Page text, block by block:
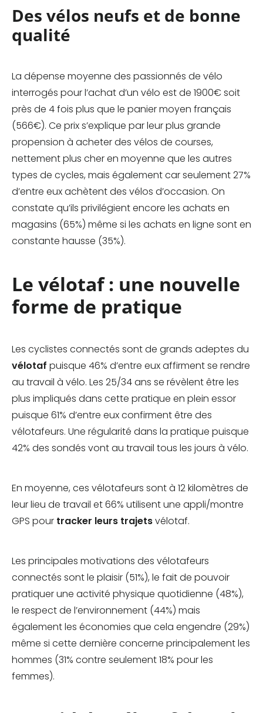
Des vélos neufs et de bonne
qualité
La dépense moyenne des passionnés de vélo
interrogés pour l’achat d’un vélo est de 1900€ soit
près de 4 fois plus que le panier moyen français
(566€). Ce prix s’explique par leur plus grande
propension à acheter des vélos de courses,
nettement plus cher en moyenne que les autres
types de cycles, mais également car seulement 27%
d’entre eux achètent des vélos d’occasion. On
constate qu’ils privilégient encore les achats en
magasins (65%) même si les achats en ligne sont en
constante hausse (35%).
Le vélotaf : une nouvelle
forme de pratique
Les cyclistes connectés sont de grands adeptes du
vélotaf puisque 46% d’entre eux affirment se rendre
au travail à vélo. Les 25/34 ans se révèlent être les
plus impliqués dans cette pratique en plein essor
puisque 61% d’entre eux confirment être des
vélotafeurs. Une régularité dans la pratique puisque
42% des sondés vont au travail tous les jours à vélo.
En moyenne, ces vélotafeurs sont à 12 kilomètres de
leur lieu de travail et 66% utilisent une appli/montre
GPS pour tracker leurs trajetsvélotaf.
Les principales motivations des vélotafeurs
connectés sont le plaisir (51%), le fait de pouvoir
pratiquer une activité physique quotidienne (48%),
le respect de l’environnement (44%) mais
également les économies que cela engendre (29%)
même si cette dernière concerne principalement les
hommes (31% contre seulement 18% pour les
femmes).